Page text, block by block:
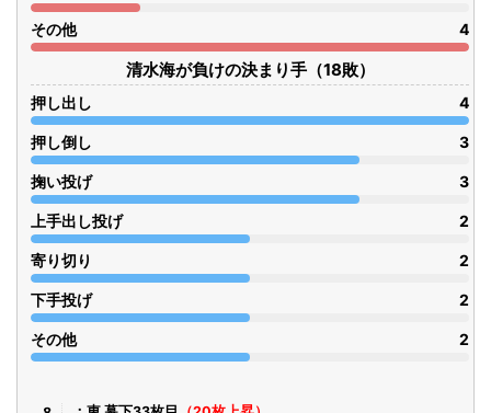
その他 4
清水海が負けの決まり手（18敗）
押し出し 4
押し倒し 3
掬い投げ 3
上手出し投げ 2
寄り切り 2
下手投げ 2
その他 2